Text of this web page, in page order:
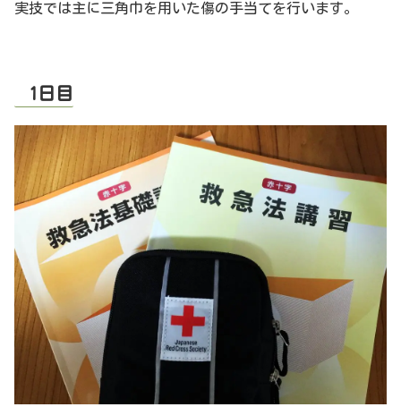
実技では主に三角巾を用いた傷の手当てを行います。
1日目